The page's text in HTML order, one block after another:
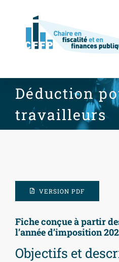
Déduction
travailleurs
VERSION PDF
Fiche conçue à partir
l’année d’imposition
Objectifs et